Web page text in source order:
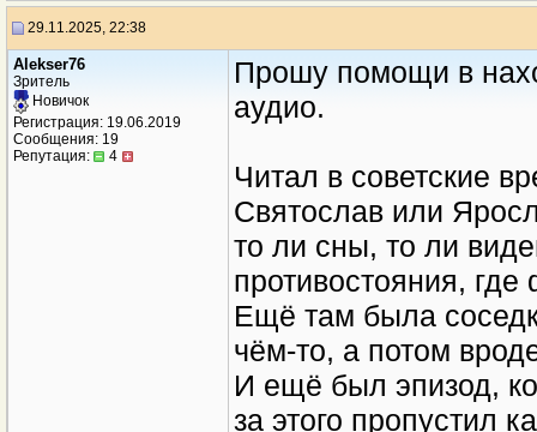
29.11.2025, 22:38
Alekser76
Зритель
Новичок
Регистрация: 19.06.2019
Сообщения: 19
Репутация:
4
Прошу помощи в
аудио.
Читал в советские
Святослав или
то ли сны, то ли
противостояния,
Ещё там была
чём-то, а потом
И ещё был эпизод,
за этого пропустил